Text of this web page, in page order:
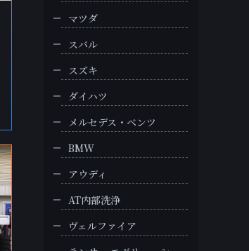
マツダ
スバル
スズキ
ダイハツ
メルセデス・ベンツ
BMW
アウディ
AT内部洗浄
ヴェルファイア